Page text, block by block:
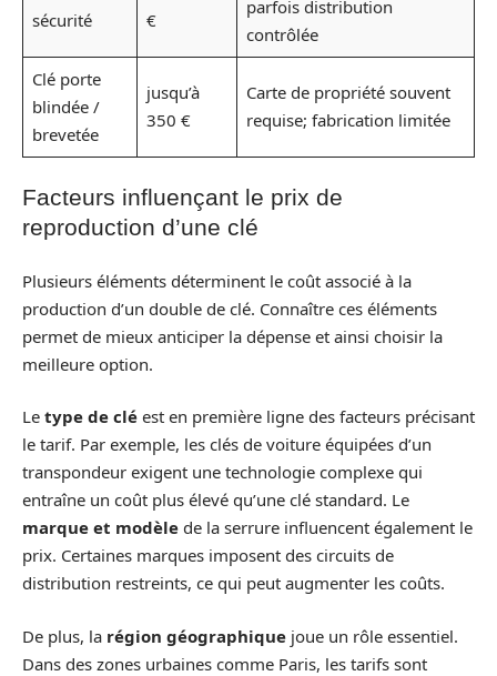
sécurité
€
parfois distribution
contrôlée
Clé porte
blindée /
brevetée
jusqu’à
350 €
Carte de propriété souvent
requise; fabrication limitée
Facteurs influençant le prix de
reproduction d’une clé
Plusieurs éléments déterminent le coût associé à la
production d’un double de clé. Connaître ces éléments
permet de mieux anticiper la dépense et ainsi choisir la
meilleure option.
Le type de clé est en première ligne des facteurs précisant
le tarif. Par exemple, les clés de voiture équipées d’un
transpondeur exigent une technologie complexe qui
entraîne un coût plus élevé qu’une clé standard. Le
marque et modèle de la serrure influencent également le
prix. Certaines marques imposent des circuits de
distribution restreints, ce qui peut augmenter les coûts.
De plus, la région géographique joue un rôle essentiel.
Dans des zones urbaines comme Paris, les tarifs sont